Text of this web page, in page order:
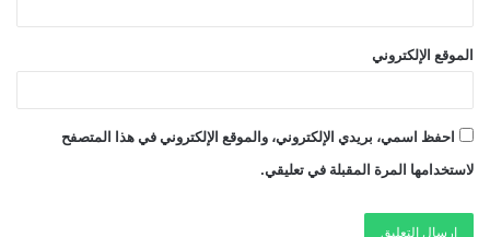
الموقع الإلكتروني
احفظ اسمي، بريدي الإلكتروني، والموقع الإلكتروني في هذا المتصفح
لاستخدامها المرة المقبلة في تعليقي.